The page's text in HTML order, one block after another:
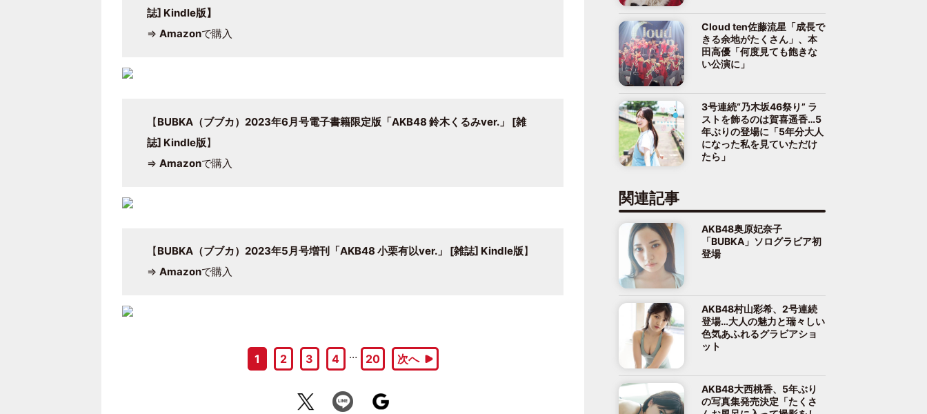
誌] Kindle版】
⇒ Amazonで購入
【BUBKA（ブブカ）2023年6月号電子書籍限定版「AKB48 鈴木くるみver.」 [雑
誌] Kindle版】
⇒ Amazonで購入
【BUBKA（ブブカ）2023年5月号増刊「AKB48 小栗有以ver.」 [雑誌] Kindle版】
⇒ Amazonで購入
1 2 3 4 … 20 次へ
Cloud ten佐藤流星「成長で
きる余地がたくさん」、本
田高優「何度見ても飽きな
い公演に」
3号連続“乃木坂46祭り” ラ
ストを飾るのは賀喜遥香…5
年ぶりの登場に「5年分大人
になった私を見ていただけ
たら」
関連記事
AKB48奥原妃奈子
「BUBKA」ソログラビア初
登場
AKB48村山彩希、2号連続
登場…大人の魅力と瑞々しい
色気あふれるグラビアショ
ット
AKB48大西桃香、5年ぶり
の写真集発売決定「たくさ